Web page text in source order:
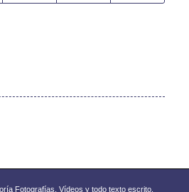
Fotografías, Vídeos y todo texto escrito.